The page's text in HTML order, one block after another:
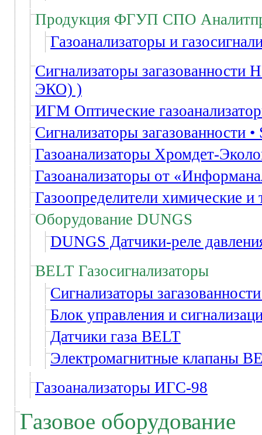
Продукция ФГУП СПО
Газоанализаторы и
Сигнализаторы
ЭКО) )
ИГМ Оптические
Сигнализаторы загазованности
Газоанализаторы Хромдет-
Газоанализаторы от
Газоопределители химические
Оборудование DUNGS
DUNGS Датчики-реле
BELT Газосигнализаторы
Сигнализаторы
Блок управления и
Датчики газа BELT
Электромагнитные клапаны
Газоанализаторы ИГС-98
Газовое оборудование